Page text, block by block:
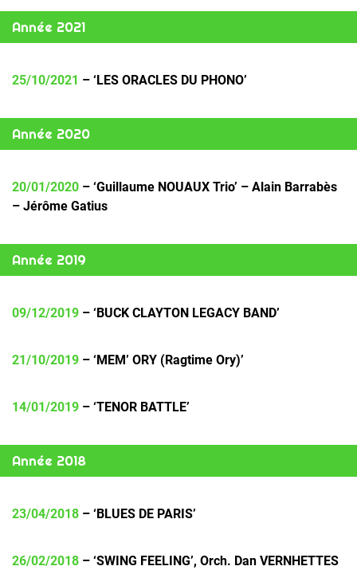
Année 2021
25/10/2021 – ‘LES ORACLES DU PHONO’
Année 2020
20/01/2020 – ‘Guillaume NOUAUX Trio’ – Alain Barrabès
– Jérôme Gatius
Année 2019
09/12/2019 – ‘BUCK CLAYTON LEGACY BAND’
21/10/2019 – ‘MEM’ ORY (Ragtime Ory)’
14/01/2019 – ‘TENOR BATTLE’
Année 2018
23/04/2018 – ‘BLUES DE PARIS’
26/02/2018 – ‘SWING FEELING’, Orch. Dan VERNHETTES